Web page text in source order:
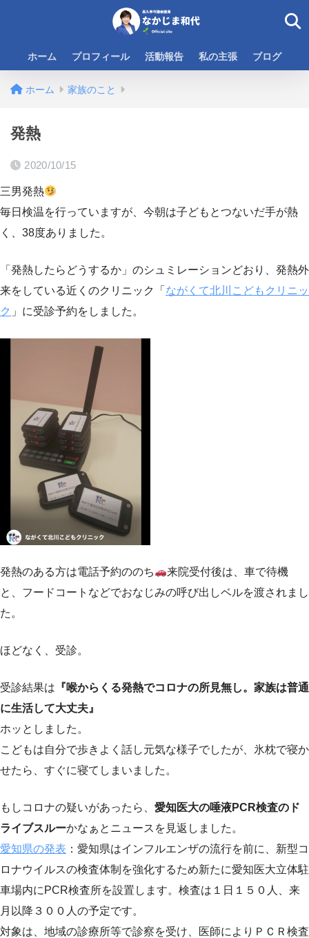
ホーム プロフィール 活動報告 私の主張 ブログ
ホーム 家族のこと
発熱
2020/10/15
三男発熱
毎日検温を行っていますが、今朝は子どもとつないだ手が熱
く、38度ありました。
「発熱したらどうするか」のシュミレーションどおり、発熱外
来をしている近くのクリニック「 ながくて北川こどもクリニッ
ク 」に受診予約をしました。
発熱のある方は電話予約ののち
来院受付後は、車で待機
と、フードコートなどでおなじみの呼び出しベルを渡されまし
た。
ほどなく、受診。
受診結果は 『喉からくる発熱でコロナの所見無し。家族は普通
に生活して大丈夫』
ホッとしました。
こどもは自分で歩きよく話し元気な様子でしたが、氷枕で寝か
せたら、すぐに寝てしまいました。
もしコロナの疑いがあったら、 愛知医大の唾液PCR検査のド
ライブスルーかなぁとニュースを見返しました。
愛知県の発表 ：愛知県はインフルエンザの流行を前に、新型コ
ロナウイルスの検査体制を強化するため新たに愛知医大立体駐
車場内にPCR検査所を設置します。検査は１日１５０人、来
月以降３００人の予定です。
対象は、地域の診療所等で診察を受け、医師によりＰＣＲ検査